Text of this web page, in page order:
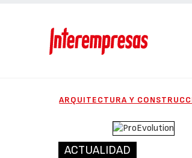
ARQUITECTURA Y
ACTUALIDAD